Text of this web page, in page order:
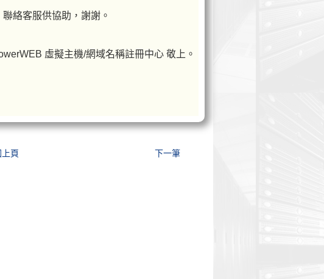
聯絡客服供協助，謝謝。
虛擬主機/網域名稱註冊中心 敬上。
上頁 下一筆